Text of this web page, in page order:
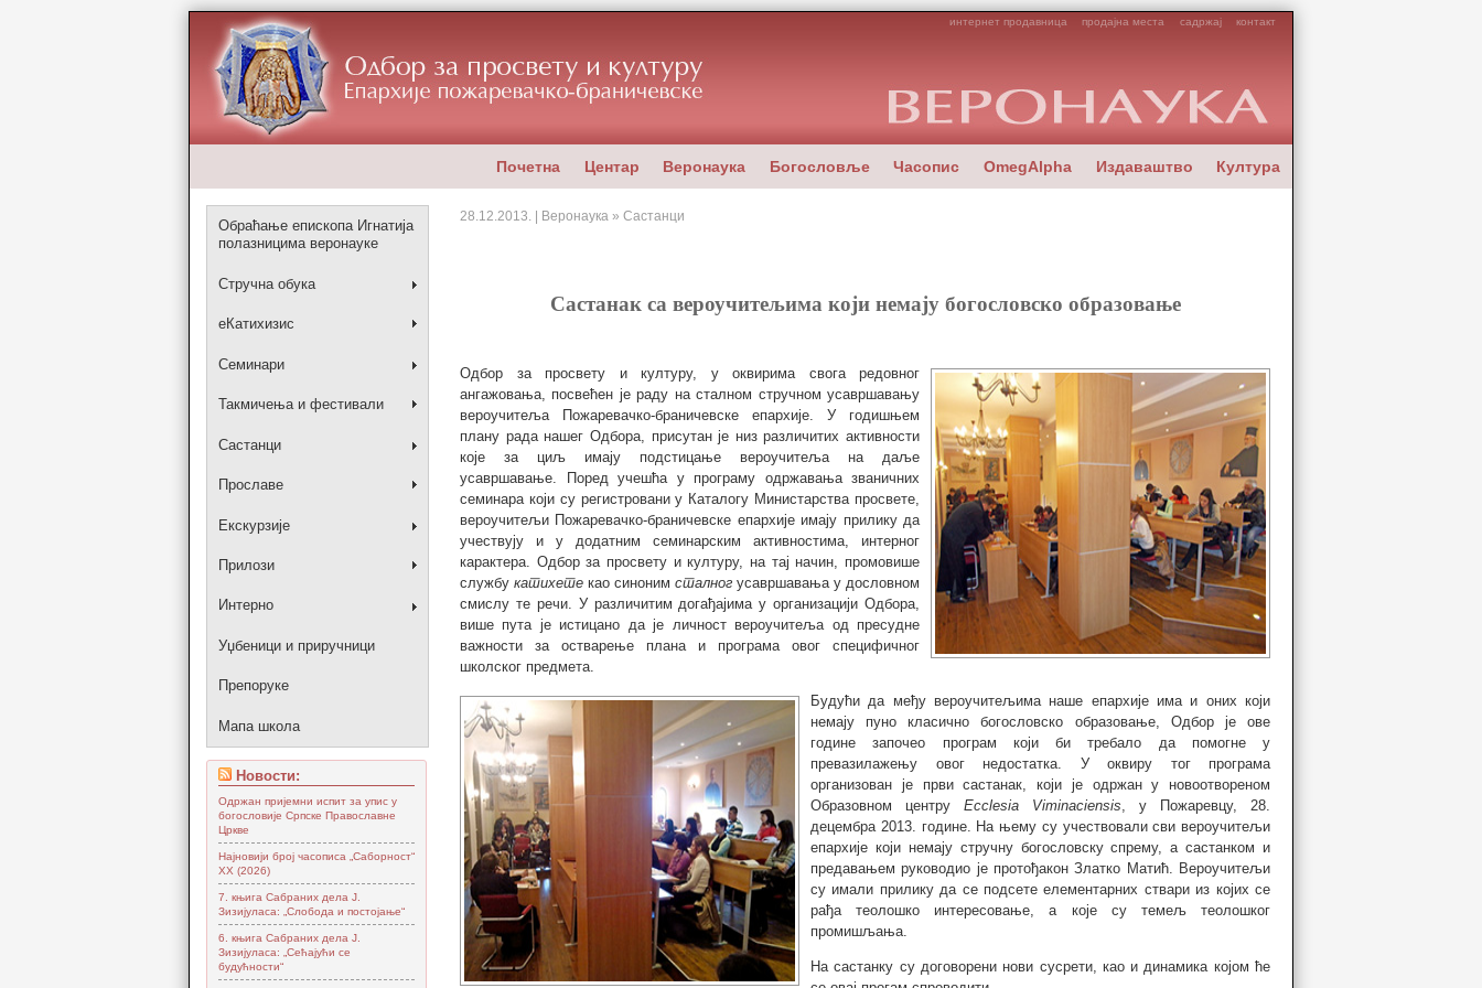
интернет продавница продајна места садржај контакт
Почетна Центар Веронаука Богословље Часопис OmegAlpha Издаваштво Култура
Обраћање епископа Игнатија
полазницима веронауке
Стручна обука
еКатихизис
Семинари
Такмичења и фестивали
Састанци
Прославе
Екскурзије
Прилози
Интерно
Уџбеници и приручници
Препоруке
Мапа школа
Новости:
Одржан пријемни испит за упис у
богословије Српске Православне
Цркве
Најновији број часописа „Саборност“
XX (2026)
7. књига Сабраних дела Ј.
Зизијуласа: „Слобода и постојање“
6. књига Сабраних дела Ј.
Зизијуласа: „Сећајући се
будућности“
28.12.2013. | Веронаука » Састанци
Састанак са вероучитељима који немају богословско образовање
Одбор за просвету и културу, у оквирима свога редовног
ангажовања, посвећен је раду на сталном стручном усавршавању
вероучитеља Пожаревачко-браничевске епархије. У годишњем
плану рада нашег Одбора, присутан је низ различитих активности
које за циљ имају подстицање вероучитеља на даље
усавршавање. Поред учешћа у програму одржавања званичних
семинара који су регистровани у Каталогу Министарства просвете,
вероучитељи Пожаревачко-браничевске епархије имају прилику да
учествују и у додатним семинарским активностима, интерног
карактера. Одбор за просвету и културу, на тај начин, промовише
службу катихете као синоним сталног усавршавања у дословном
смислу те речи. У различитим догађајима у организацији Одбора,
више пута је истицано да је личност вероучитеља од пресудне
важности за остварење плана и програма овог специфичног
школског предмета.
Будући да међу вероучитељима наше епархије има и оних који
немају пуно класично богословско образовање, Одбор је ове
године започео програм који би требало да помогне у
превазилажењу овог недостатка. У оквиру тог програма
организован је први састанак, који је одржан у новоотвореном
Образовном центру Ecclesia Viminaciensis, у Пожаревцу, 28.
децембра 2013. године. На њему су учествовали сви вероучитељи
епархије који немају стручну богословску спрему, а састанком и
предавањем руководио је протођакон Златко Матић. Вероучитељи
су имали прилику да се подсете елементарних ствари из којих се
рађа теолошко интересовање, а које су темељ теолошког
промишљања.
На састанку су договорени нови сусрети, као и динамика којом ће